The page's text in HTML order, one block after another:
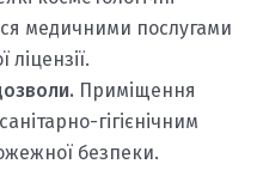
медичними послугами
Приміщення
гігієнічним
безпеки.